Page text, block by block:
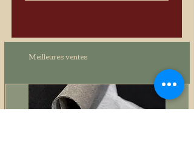
Meilleures ventes